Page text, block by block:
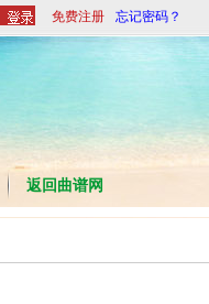
免费注册 忘记密码？
返回曲谱网